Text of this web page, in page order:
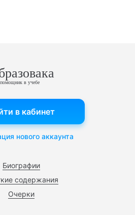
в учебе
Биографии
содержания
Очерки
в кабинет
нового аккаунта